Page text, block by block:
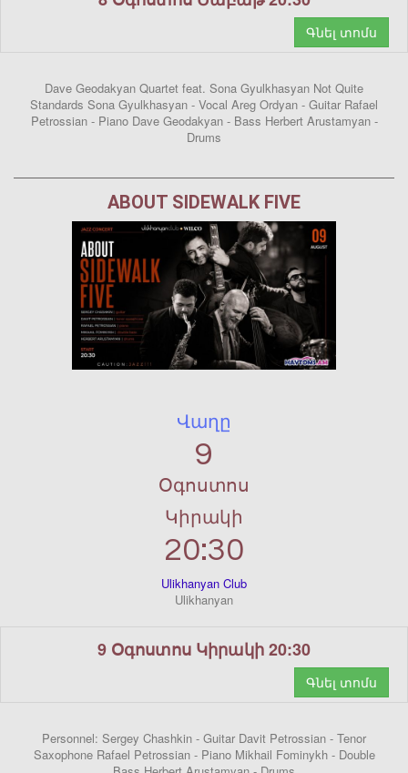
Գնել տոմս
Dave Geodakyan Quartet feat. Sona Gyulkhasyan Not Quite
Standards Sona Gyulkhasyan - Vocal Areg Ordyan - Guitar Rafael
Petrossian - Piano Dave Geodakyan - Bass Herbert Arustamyan -
Drums
ABOUT SIDEWALK FIVE
Վաղը
9
Օգոստոս
Կիրակի
20:30
Ulikhanyan Club
Ulikhanyan
9 Օգոստոս Կիրակի 20:30
Գնել տոմս
Personnel: Sergey Chashkin - Guitar Davit Petrossian - Tenor
Saxophone Rafael Petrossian - Piano Mikhail Fominykh - Double